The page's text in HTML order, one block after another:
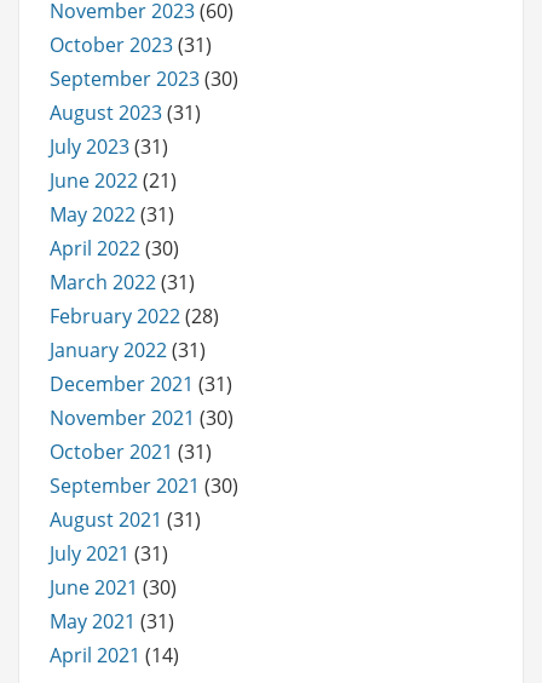
November 2023(60)
October 2023(31)
September 2023(30)
August 2023(31)
July 2023(31)
June 2022(21)
May 2022(31)
April 2022(30)
March 2022(31)
February 2022(28)
January 2022(31)
December 2021 (31)
November 2021 (30)
October 2021 (31)
September 2021 (30)
August 2021 (31)
July 2021 (31)
June 2021 (30)
May 2021 (31)
April 2021 (14)